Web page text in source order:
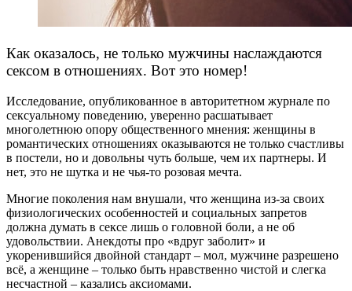
Как оказалось, не только мужчины наслаждаются
сексом в отношениях. Вот это номер!
Исследование, опубликованное в авторитетном журнале по
сексуальному поведению, уверенно расшатывает
многолетнюю опору общественного мнения: женщины в
романтических отношениях оказываются не только счастливы
в постели, но и довольны чуть больше, чем их партнеры. И
нет, это не шутка и не чья-то розовая мечта.
Многие поколения нам внушали, что женщина из-за своих
физиологических особенностей и социальных запретов
должна думать в сексе лишь о головной боли, а не об
удовольствии. Анекдоты про «вдруг заболит» и
укоренившийся двойной стандарт – мол, мужчине разрешено
всё, а женщине – только быть нравственно чистой и слегка
несчастной – казались аксиомами.